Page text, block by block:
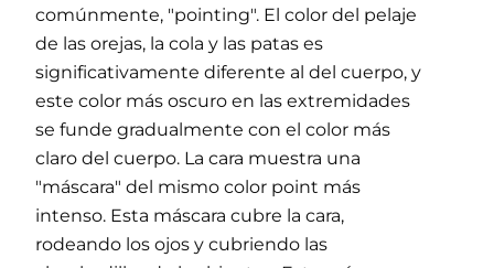
comúnmente, "pointing". El color del pelaje
de las orejas, la cola y las patas es
significativamente diferente al del cuerpo, y
este color más oscuro en las extremidades
se funde gradualmente con el color más
claro del cuerpo. La cara muestra una
"máscara" del mismo color point más
intenso. Esta máscara cubre la cara,
rodeando los ojos y cubriendo las